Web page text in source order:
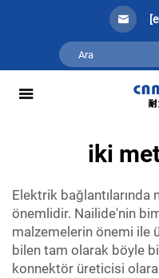
iki
Elektrik
önemlidir. Nailide'nin
malzemelerin önemi ile
bilen tam olarak böyle
konnektör üreticisi